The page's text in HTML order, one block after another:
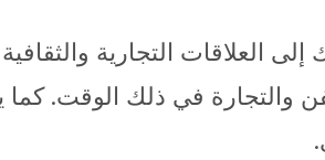
إلى العلاقات التجارية
والتجارة في ذلك الوقت.